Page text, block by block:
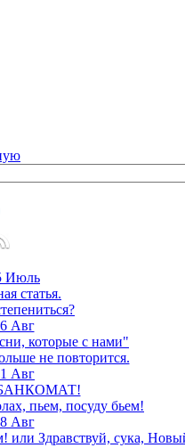
Июль
статья.
Авг
которые с нами"
не повторится.
Авг
БАНКОМАТ!
пьем, посуду бьем!
Авг
Здравствуй, сука,